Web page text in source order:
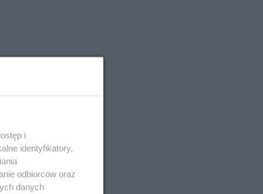
i
identyfikatory,
odbiorców oraz
danych